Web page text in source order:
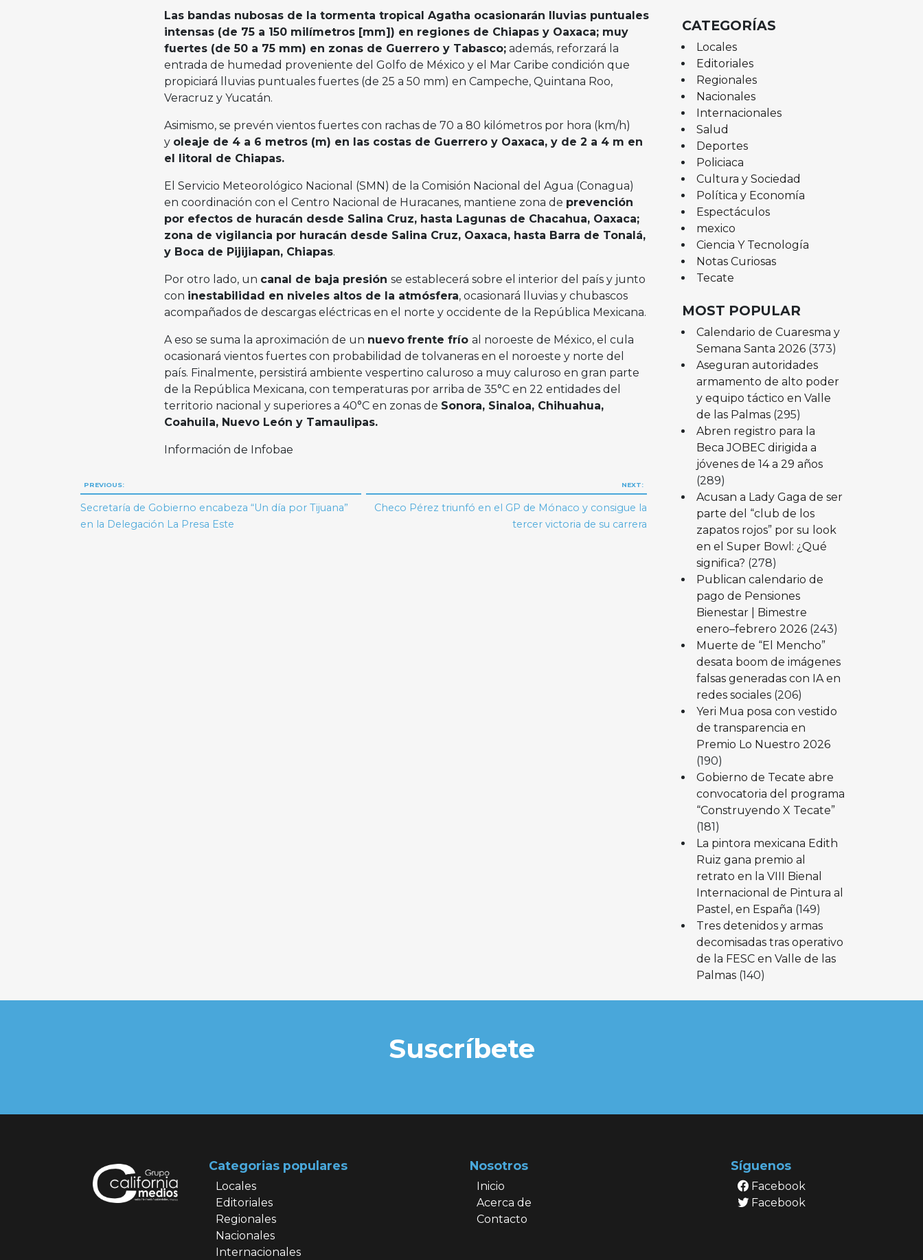
Las bandas nubosas de la tormenta tropical Agatha ocasionarán lluvias puntuales
intensas (de 75 a 150 milímetros [mm]) en regiones de Chiapas y Oaxaca; muy
fuertes (de 50 a 75 mm) en zonas de Guerrero y Tabasco;además, reforzará la
entrada de humedad proveniente del Golfo de México y el Mar Caribe condición que
propiciará lluvias puntuales fuertes (de 25 a 50 mm) en Campeche, Quintana Roo,
Veracruz y Yucatán.
Asimismo, se prevén vientos fuertes con rachas de 70 a 80 kilómetros por hora (km/h)
y oleaje de 4 a 6 metros (m) en las costas de Guerrero y Oaxaca, y de 2 a 4 m en
el litoral de Chiapas.
El Servicio Meteorológico Nacional (SMN) de la Comisión Nacional del Agua (Conagua)
en coordinación con el Centro Nacional de Huracanes, mantiene zona de prevención
por efectos de huracán desde Salina Cruz, hasta Lagunas de Chacahua, Oaxaca;
zona de vigilancia por huracán desde Salina Cruz, Oaxaca, hasta Barra de Tonalá,
y Boca de Pijijiapan, Chiapas.
Por otro lado, un canal de baja presión se establecerá sobre el interior del país y junto
con inestabilidad en niveles altos de la atmósfera, ocasionará lluvias y chubascos
acompañados de descargas eléctricas en el norte y occidente de la República Mexicana.
A eso se suma la aproximación de un nuevo frente frío al noroeste de México, el cula
ocasionará vientos fuertes con probabilidad de tolvaneras en el noroeste y norte del
país. Finalmente, persistirá ambiente vespertino caluroso a muy caluroso en gran parte
de la República Mexicana, con temperaturas por arriba de 35°C en 22 entidades del
territorio nacional y superiores a 40°C en zonas de Sonora, Sinaloa, Chihuahua,
Coahuila, Nuevo León y Tamaulipas.
Información de Infobae
Navegación
de
PREVIOUS:
Secretaría de Gobierno encabeza “Un día por Tijuana”
en la Delegación La Presa Este
NEXT:
Checo Pérez triunfó en el GP de Mónaco y consigue la
tercer victoria de su carrera
CATEGORÍAS
Locales
Editoriales
Regionales
Nacionales
Internacionales
Salud
Deportes
Policiaca
Cultura y Sociedad
Política y Economía
Espectáculos
mexico
Ciencia Y Tecnología
Notas Curiosas
Tecate
MOST POPULAR
Calendario de Cuaresma y
Semana Santa 2026 (373)
Aseguran autoridades
armamento de alto poder
y equipo táctico en Valle
de las Palmas (295)
Abren registro para la
Beca JOBEC dirigida a
jóvenes de 14 a 29 años
(289)
Acusan a Lady Gaga de ser
parte del “club de los
zapatos rojos” por su look
en el Super Bowl: ¿Qué
significa? (278)
Publican calendario de
pago de Pensiones
Bienestar | Bimestre
enero–febrero 2026 (243)
Muerte de “El Mencho”
desata boom de imágenes
falsas generadas con IA en
redes sociales (206)
Yeri Mua posa con vestido
de transparencia en
Premio Lo Nuestro 2026
(190)
Gobierno de Tecate abre
convocatoria del programa
“Construyendo X Tecate”
(181)
La pintora mexicana Edith
Ruiz gana premio al
retrato en la VIII Bienal
Internacional de Pintura al
Pastel, en España (149)
Tres detenidos y armas
decomisadas tras operativo
de la FESC en Valle de las
Palmas (140)
Suscríbete
Categorias populares
Locales
Editoriales
Regionales
Nacionales
Internacionales
Nosotros
Inicio
Acerca de
Contacto
Síguenos
Facebook
Facebook